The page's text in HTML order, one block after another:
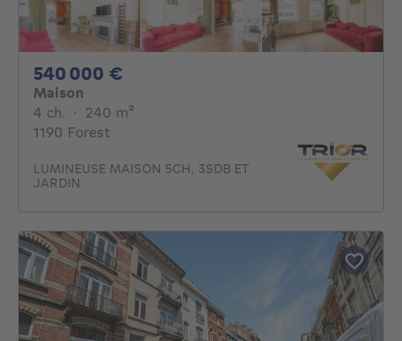
540 000 €
Maison
4 ch. 4 chambres
· 240 m²
1190 Forest
LUMINEUSE MAISON 5CH, 3SDB ET
JARDIN